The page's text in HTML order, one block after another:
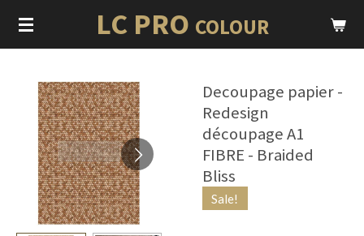
Ga
direct
hoofdinhoud
LC PRO COLOUR
Decoupage papier -
Redesign
découpage A1
FIBRE - Braided
Bliss
Sale!